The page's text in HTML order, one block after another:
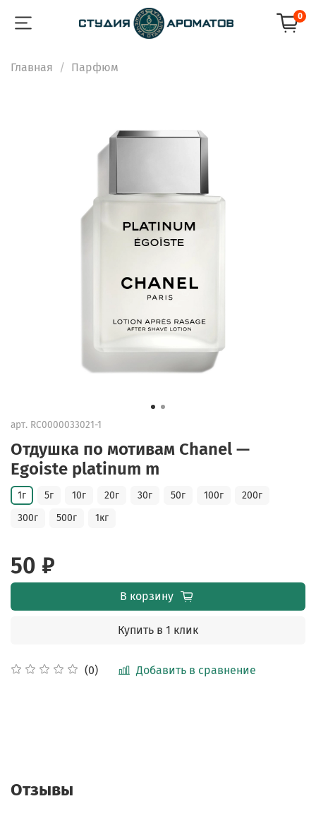
0
Главная Парфюм
арт. RC0000033021-1
Отдушка по мотивам Chanel —
Egoiste platinum m
(0) Добавить в сравнение
1г 5г 10г 20г 30г 50г 100г
200г
300г
500г 1кг
50 ₽
В корзину
Купить в 1 клик
Отзывы